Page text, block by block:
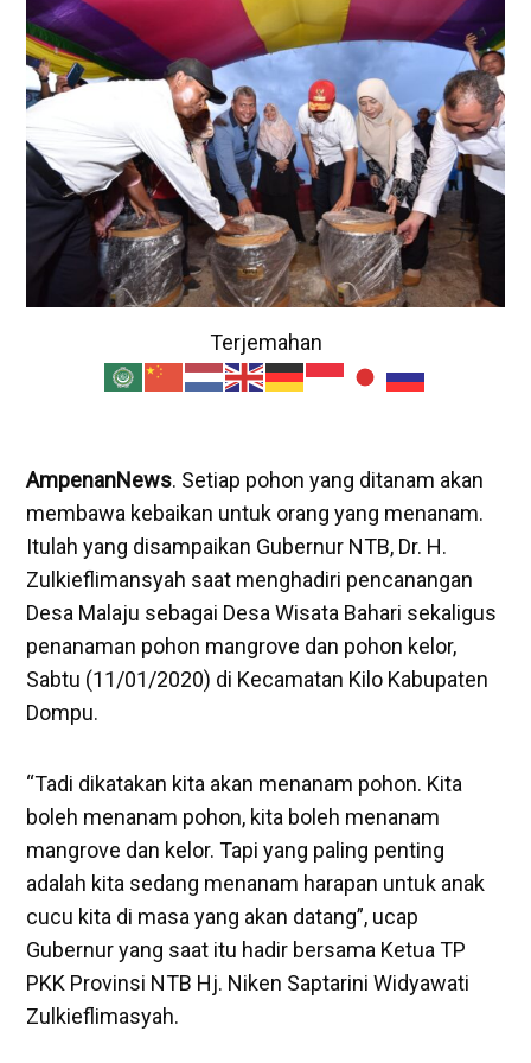
Terjemahan
AmpenanNews. Setiap pohon yang ditanam akan
membawa kebaikan untuk orang yang menanam.
Itulah yang disampaikan Gubernur NTB, Dr. H.
Zulkieflimansyah saat menghadiri pencanangan
Desa Malaju sebagai Desa Wisata Bahari sekaligus
penanaman pohon mangrove dan pohon kelor,
Sabtu (11/01/2020) di Kecamatan Kilo Kabupaten
Dompu.
“Tadi dikatakan kita akan menanam pohon. Kita
boleh menanam pohon, kita boleh menanam
mangrove dan kelor. Tapi yang paling penting
adalah kita sedang menanam harapan untuk anak
cucu kita di masa yang akan datang”, ucap
Gubernur yang saat itu hadir bersama Ketua TP
PKK Provinsi NTB Hj. Niken Saptarini Widyawati
Zulkieflimasyah.